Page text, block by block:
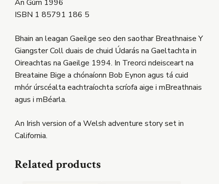
An Gúm 1996
ISBN 1 85791 186 5
Bhain an leagan Gaeilge seo den saothar Breathnaise Y
Giangster Coll duais de chuid Údarás na Gaeltachta in
Oireachtas na Gaeilge 1994. In Treorci ndeisceart na
Breataine Bige a chónaíonn Bob Eynon agus tá cuid
mhór úrscéalta eachtraíochta scríofa aige i mBreathnais
agus i mBéarla.
An Irish version of a Welsh adventure story set in
California.
Related products